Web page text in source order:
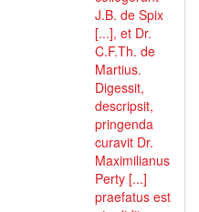
J.B. de Spix
[...], et Dr.
C.F.Th. de
Martius.
Digessit,
descripsit,
pringenda
curavit Dr.
Maximilianus
Perty [...]
praefatus est